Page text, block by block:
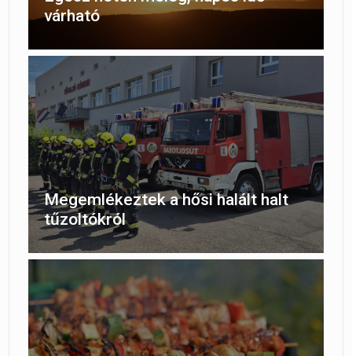
várható
Megemlékeztek a hősi halált halt
tűzoltókról